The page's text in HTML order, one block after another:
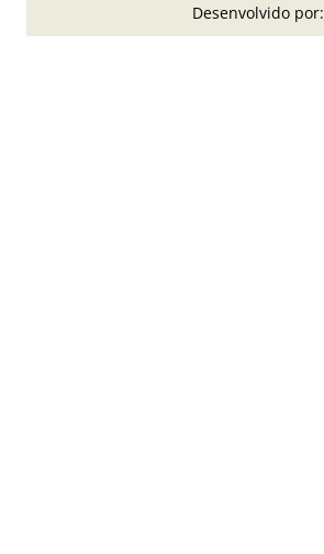
Desenvolvido por: